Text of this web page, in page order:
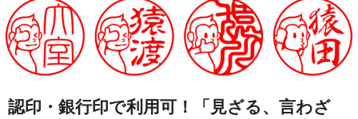
認印・銀行印で利用可！「見ざる、言わざ